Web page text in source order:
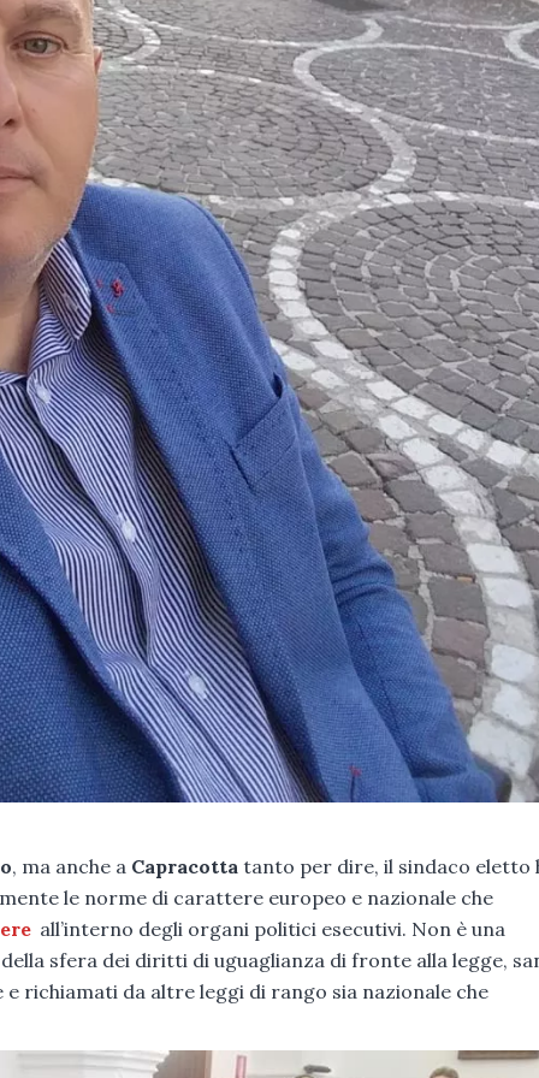
, ma anche a Capracotta tanto per dire, il sindaco eletto
le norme di carattere europeo e nazionale che
all’interno degli organi politici esecutivi. Non è una
sfera dei diritti di uguaglianza di fronte alla legge,
richiamati da altre leggi di rango sia nazionale che